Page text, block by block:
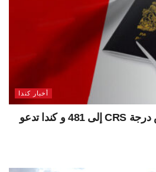
أخبار كندا
Express Entry:تخفيض درجة CRS إلى 481 و كندا تدعو